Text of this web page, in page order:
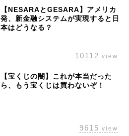
【NESARAとGESARA】アメリカ
発、新金融システムが実現すると日
本はどうなる？
10112 view
【宝くじの闇】これが本当だった
ら、もう宝くじは買わないぞ！
9615 view